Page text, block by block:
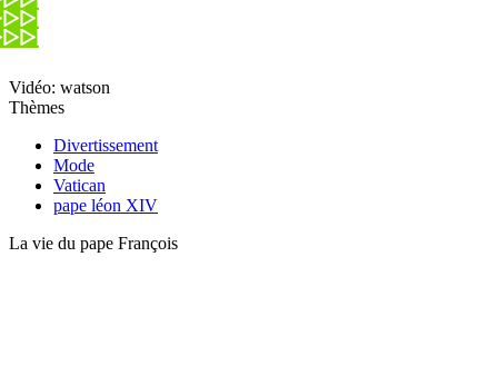
Vidéo: watson
Thèmes
Divertissement
Mode
Vatican
pape léon XIV
La vie du pape François